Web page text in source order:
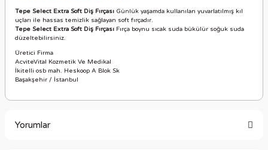
Tepe Select Extra Soft Diş Fırçası Günlük yaşamda kullanılan yuvarlatılmış kıl
uçları ile hassas temizlik sağlayan soft fırçadır.
Tepe Select Extra Soft Diş Fırçası Fırça boynu sıcak suda bükülür soğuk suda
düzeltebilirsiniz.
Üretici Firma
AcviteVital Kozmetik Ve Medikal
İkitelli osb mah. Heskoop A Blok Sk
Başakşehir / İstanbul
Yorumlar